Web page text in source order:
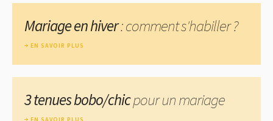
Mariage en hiver: comment s'habiller ?
EN SAVOIR PLUS
3 tenues bobo/chicpour un mariage
EN SAVOIR PLUS